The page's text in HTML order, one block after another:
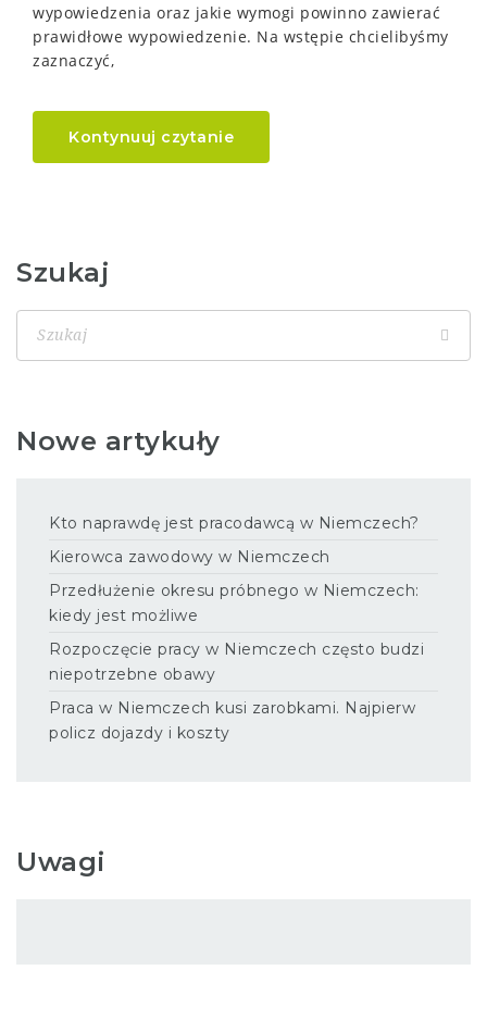
wypowiedzenia oraz jakie wymogi powinno zawierać
prawidłowe wypowiedzenie. Na wstępie chcielibyśmy
zaznaczyć,
Kontynuuj czytanie
Szukaj
Nowe artykuły
Kto naprawdę jest pracodawcą w Niemczech?
Kierowca zawodowy w Niemczech
Przedłużenie okresu próbnego w Niemczech:
kiedy jest możliwe
Rozpoczęcie pracy w Niemczech często budzi
niepotrzebne obawy
Praca w Niemczech kusi zarobkami. Najpierw
policz dojazdy i koszty
Uwagi